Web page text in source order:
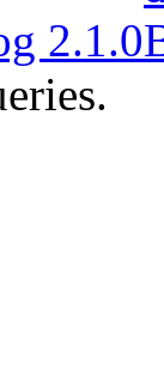
2.1.0